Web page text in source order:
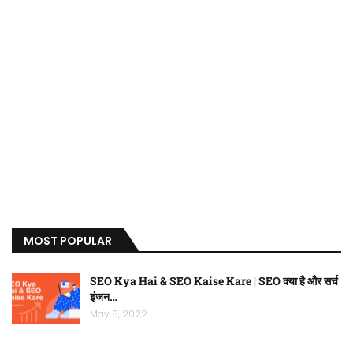
MOST POPULAR
SEO Kya Hai & SEO Kaise Kare | SEO क्या है और सर्च
इंजन…
May 8, 2022